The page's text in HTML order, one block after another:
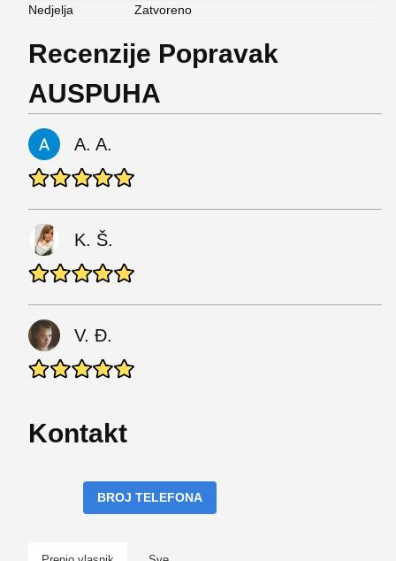
Nedjelja
Zatvoreno
Recenzije Popravak
AUSPUHA
A. A.
K. Š.
V. Đ.
Kontakt
BROJ TELEFONA